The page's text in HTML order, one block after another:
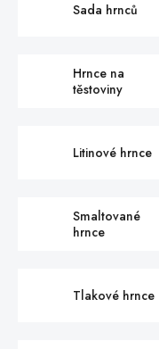
Sada hrnců
Hrnce na
těstoviny
Litinové hrnce
Smaltované
hrnce
Tlakové hrnce